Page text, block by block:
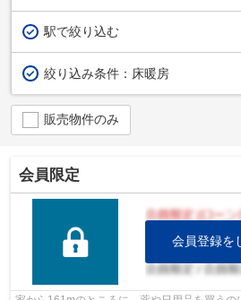
駅で絞り込む
絞り込み条件： 床暖房
販売物件のみ
会員限定
会員登録を